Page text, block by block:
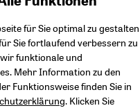
für Sie optimal zu
Sie fortlaufend verbessern zu
funktionale und
Mehr Information zu den
Funktionsweise finden Sie in
. Klicken Sie
Embed